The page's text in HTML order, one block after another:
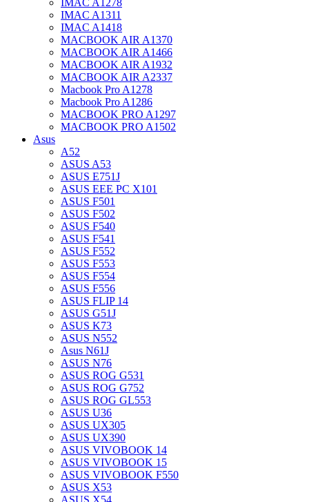
IMAC A1311
IMAC A1418
MACBOOK AIR A1370
MACBOOK AIR A1466
MACBOOK AIR A1932
MACBOOK AIR A2337
Macbook Pro A1278
Macbook Pro A1286
MACBOOK PRO A1297
MACBOOK PRO A1502
Asus
A52
ASUS A53
ASUS E751J
ASUS EEE PC X101
ASUS F501
ASUS F502
ASUS F540
ASUS F541
ASUS F552
ASUS F553
ASUS F554
ASUS F556
ASUS FLIP 14
ASUS G51J
ASUS K73
ASUS N552
Asus N61J
ASUS N76
ASUS ROG G531
ASUS ROG G752
ASUS ROG GL553
ASUS U36
ASUS UX305
ASUS UX390
ASUS VIVOBOOK 14
ASUS VIVOBOOK 15
ASUS VIVOBOOK F550
ASUS X53
ASUS X54